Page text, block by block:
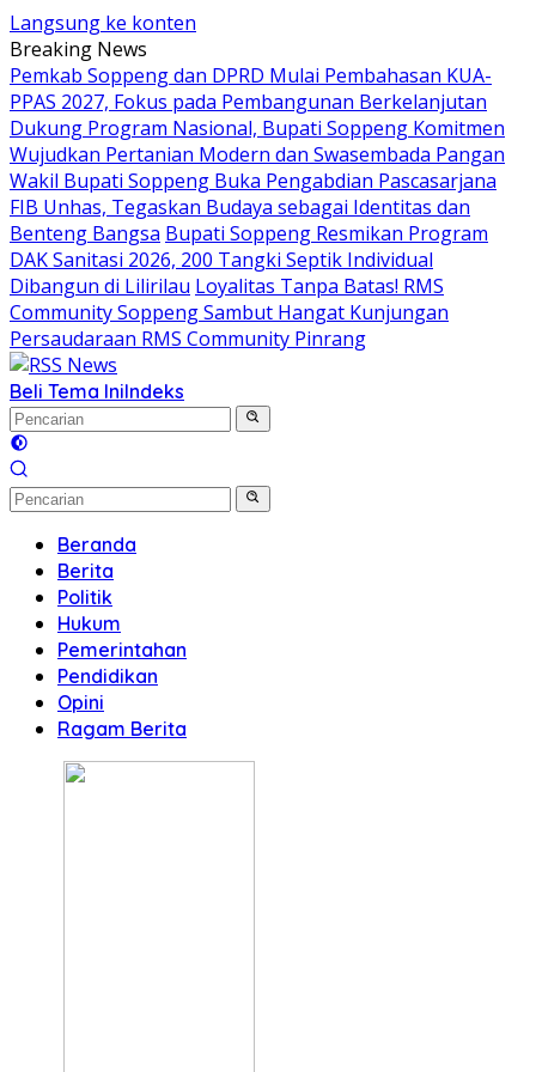
Langsung ke konten
Breaking News
Pemkab Soppeng dan DPRD Mulai Pembahasan KUA-
PPAS 2027, Fokus pada Pembangunan Berkelanjutan
Dukung Program Nasional, Bupati Soppeng Komitmen
Wujudkan Pertanian Modern dan Swasembada Pangan
Wakil Bupati Soppeng Buka Pengabdian Pascasarjana
FIB Unhas, Tegaskan Budaya sebagai Identitas dan
Benteng Bangsa Bupati Soppeng Resmikan Program
DAK Sanitasi 2026, 200 Tangki Septik Individual
Dibangun di Lilirilau Loyalitas Tanpa Batas! RMS
Community Soppeng Sambut Hangat Kunjungan
Persaudaraan RMS Community Pinrang
Beli Tema IniIndeks
Beranda
Berita
Politik
Hukum
Pemerintahan
Pendidikan
Opini
Ragam Berita